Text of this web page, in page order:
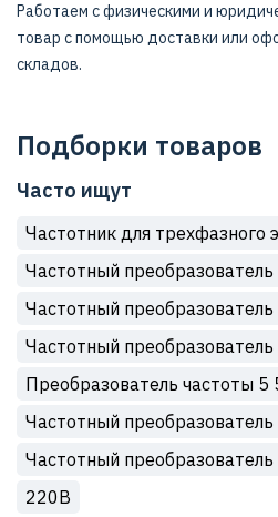
Работаем с физическими и
товар с помощью доставки или
складов.
Подборки товаров
Часто ищут
Частотник для трехфазного
Частотный преобразователь
Частотный преобразователь
Частотный
Преобразователь частоты 5
Частотный
Частотный
220В